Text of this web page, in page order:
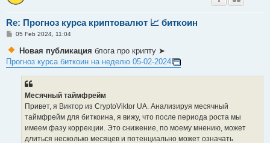
Re: Прогноз курса криптовалют 📈 биткоин
P
s
05 Feb 2024, 11:04
Новая публикация блога про крипту ➤
Прогноз курса биткоин на неделю 05-02-2024
Месячный таймфрейм
Привет, я Виктор из CryptoViktor UA. Анализируя месячный
таймфрейм для биткоина, я вижу, что после периода роста мы
имеем фазу коррекции. Это снижение, по моему мнению, может
длиться несколько месяцев и потенциально может означать